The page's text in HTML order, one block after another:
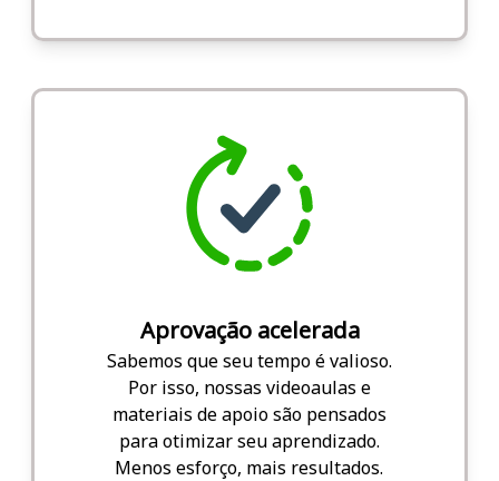
Aprovação acelerada
Sabemos que seu tempo é valioso.
Por isso, nossas videoaulas e
materiais de apoio são pensados
para otimizar seu aprendizado.
Menos esforço, mais resultados.